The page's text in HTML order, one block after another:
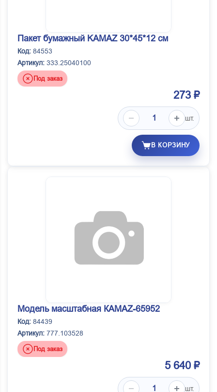
Пакет бумажный KAMAZ 30*45*12 см
Код: 84553
Артикул: 333.25040100
Под заказ
273 ₽
шт.
В КОРЗИНУ
Модель масштабная КАМАZ-65952
Код: 84439
Артикул: 777.103528
Под заказ
5 640 ₽
шт.